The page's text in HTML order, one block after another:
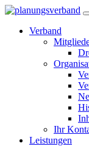
Verband
Ihr
Leistungen